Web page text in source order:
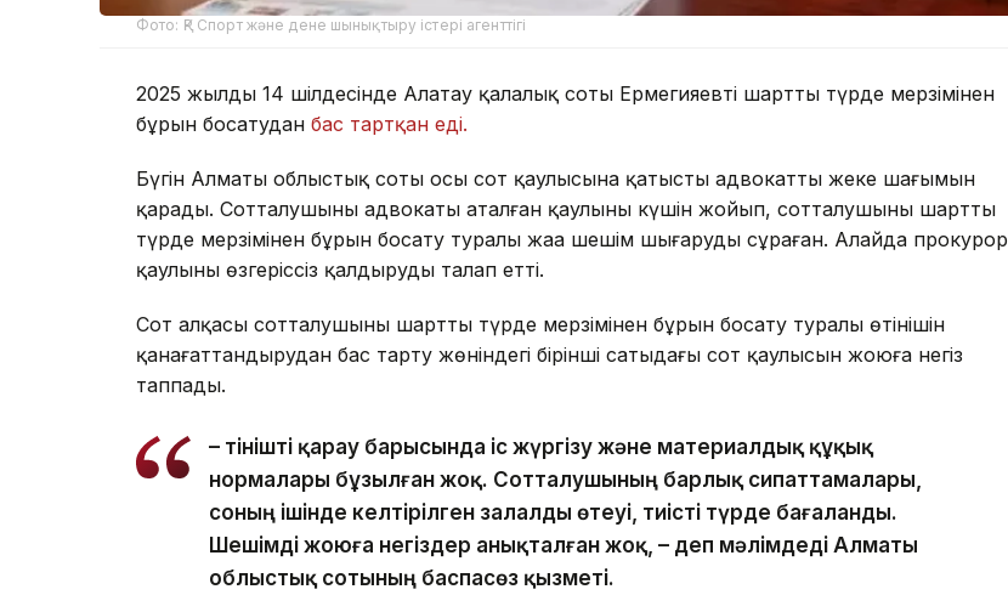
Фото: ҚР Спорт және дене шынықтыру істері агенттігі
2025 жылдың 14 шілдесінде Алатау қалалық соты Ермегияевті шартты түрде мерзімінен
бұрын босатудан бас тартқан еді.
Бүгін Алматы облыстық соты осы сот қаулысына қатысты адвокаттың жеке шағымын
қарады. Сотталушының адвокаты аталған қаулының күшін жойып, сотталушыны шартты
түрде мерзімінен бұрын босату туралы жаңа шешім шығаруды сұраған. Алайда прокурор
қаулыны өзгеріссіз қалдыруды талап етті.
Сот алқасы сотталушының шартты түрде мерзімінен бұрын босату туралы өтінішін
қанағаттандырудан бас тарту жөніндегі бірінші сатыдағы сот қаулысын жоюға негіз
таппады.
– Өтінішті қарау барысында іс жүргізу және материалдық құқық
нормалары бұзылған жоқ. Сотталушының барлық сипаттамалары,
соның ішінде келтірілген залалды өтеуі, тиісті түрде бағаланды.
Шешімді жоюға негіздер анықталған жоқ, – деп мәлімдеді Алматы
облыстық сотының баспасөз қызметі.